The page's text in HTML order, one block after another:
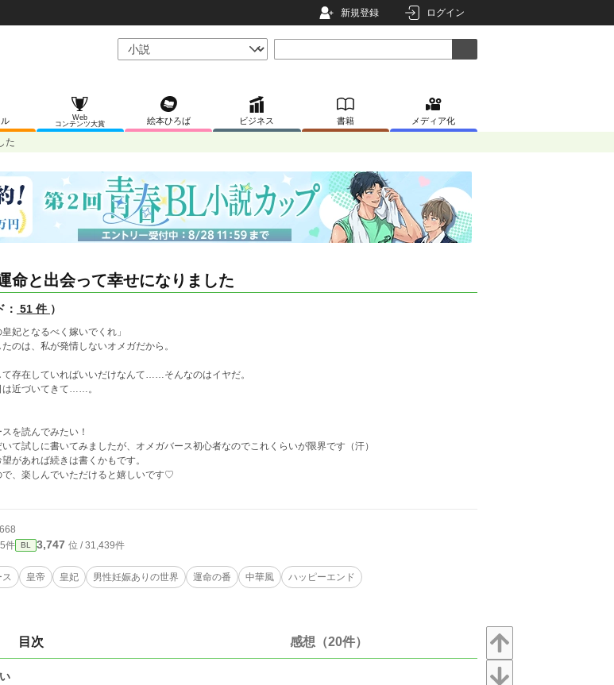
新規登録 ログイン
Web
コンテンツ大賞
絵本ひろば ビジネス 書籍 メディア化
た
命と出会って幸せになりました
： 51 件 ）
妃となるべく嫁いでくれ」
のは、私が発情しないオメガだから。
存在していればいいだけなんて……そんなのはイヤだ。
は近づいてきて……。
を読んでみたい！
て試しに書いてみましたが、オメガバース初心者なのでこれくらいが限界です（汗）
があれば続きは書くかもです。
、楽しんでいただけると嬉しいです♡
件 BL 3,747 位 / 31,439件
ス 皇帝 皇妃 男性妊娠ありの世界 運命の番 中華風 ハッピーエンド
目次 感想（20件）